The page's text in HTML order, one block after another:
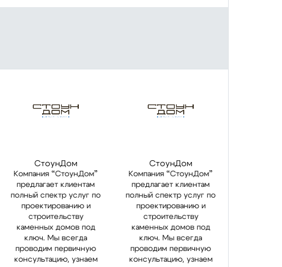
СтоунДом
Компания “СтоунДом”
предлагает клиентам
полный спектр услуг по
проектированию и
строительству
каменных домов под
ключ. Мы всегда
проводим первичную
консультацию, узнаем
СтоунДом
Компания “СтоунДом”
предлагает клиентам
полный спектр услуг по
проектированию и
строительству
каменных домов под
ключ. Мы всегда
проводим первичную
консультацию, узнаем